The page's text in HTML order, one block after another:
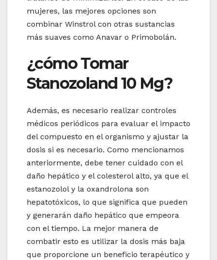
mujeres, las mejores opciones son
combinar Winstrol con otras sustancias
más suaves como Anavar o Primobolán.
¿cómo Tomar
Stanozoland 10 Mg?
Además, es necesario realizar controles
médicos periódicos para evaluar el impacto
del compuesto en el organismo y ajustar la
dosis si es necesario. Como mencionamos
anteriormente, debe tener cuidado con el
daño hepático y el colesterol alto, ya que el
estanozolol y la oxandrolona son
hepatotóxicos, lo que significa que pueden
y generarán daño hepático que empeora
con el tiempo. La mejor manera de
combatir esto es utilizar la dosis más baja
que proporcione un beneficio terapéutico y